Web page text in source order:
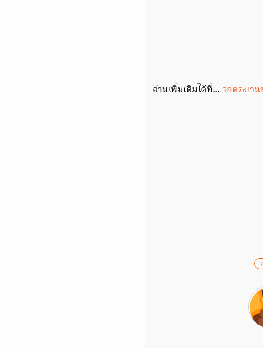
อ่านเพิ่มเติมได้ที่… รถตระเวน